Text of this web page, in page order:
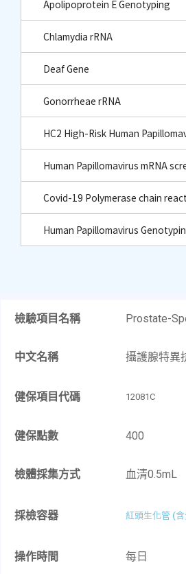
Apolipoprotein E Genotyping
Chlamydia rRNA
Deaf Gene
Gonorrheae rRNA
HC2 High-Risk Human
Human Papillomavirus mRNA
Covid-19 Polymerase chain
Human Papillomavirus
檢驗項目名稱 Prostate-
中文名稱 攝護腺特異
健保項目代碼 12081C
健保點數 400
檢體採集方式 血清0.5mL​
採檢容器 紅頭生化管 (
操作時間 每日